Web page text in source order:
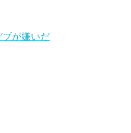
ブが嫌いだ